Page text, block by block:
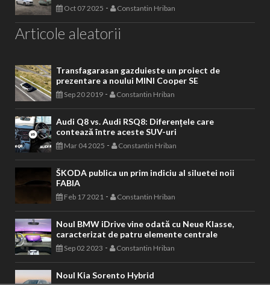
Oct 07 2025 - Constantin Hriban
Articole aleatorii
Transfagarasan gazduieste un proiect de
prezentare a noului MINI Cooper SE
Sep 20 2019 - Constantin Hriban
Audi Q8 vs. Audi RSQ8: Diferențele care
contează între aceste SUV-uri
Mar 04 2025 - Constantin Hriban
ŠKODA publica un prim indiciu al siluetei noii
FABIA
Feb 17 2021 - Constantin Hriban
Noul BMW iDrive vine odată cu Neue Klasse,
caracterizat de patru elemente centrale
Sep 02 2023 - Constantin Hriban
Noul Kia Sorento Hybrid